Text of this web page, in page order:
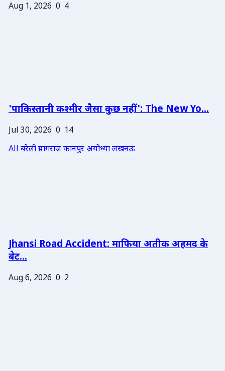
Aug 1, 2026 0 4
'पाकिस्तानी कश्मीर जैसा कुछ नहीं': The New Yo...
Jul 30, 2026 0 14
Allबरेलीप्रयागराजकानपुरअयोध्यालखनऊ
Jhansi Road Accident: माफिया अतीक अहमद के
बेट...
Aug 6, 2026 0 2